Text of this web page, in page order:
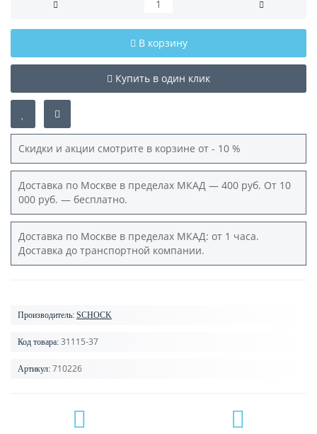
В корзину
Купить в один клик
Скидки и акции смотрите в корзине от - 10 %
Доставка по Москве в пределах МКАД — 400 руб. От 10
000 руб. — бесплатно.
Доставка по Москве в пределах МКАД: от 1 часа.
Доставка до транспортной компании.
Производитель: SCHOCK
Код товара: 31115-37
Артикул: 710226